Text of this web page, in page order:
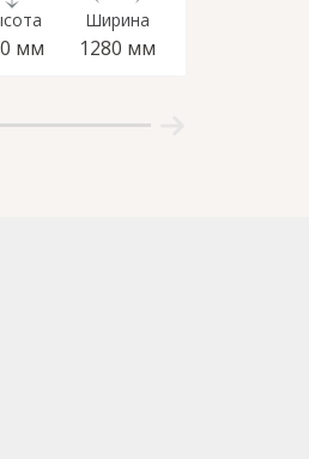
мм
Ширина
1280 мм